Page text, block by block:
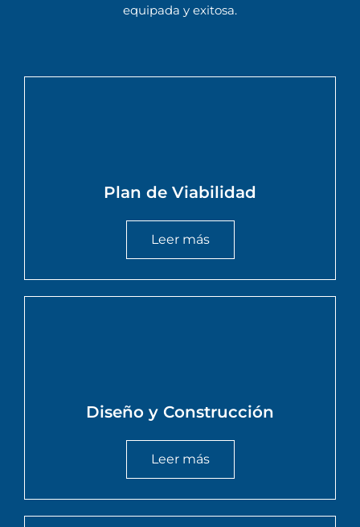
equipada y exitosa.
Plan de Viabilidad
Leer más
Diseño y Construcción
Leer más